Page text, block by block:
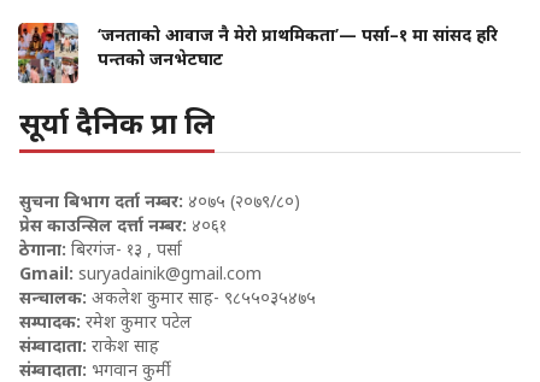
‘जनताको आवाज नै मेरो प्राथमिकता’— पर्सा–१ मा सांसद हरि
पन्तको जनभेटघाट
सूर्या दैनिक प्रा लि
सुचना बिभाग दर्ता नम्बर: ४०७५ (२०७९/८०)
प्रेस काउन्सिल दर्त्ता नम्बर: ४०६१
ठेगाना: बिरगंज- १३ , पर्सा
Gmail: suryadainik@gmail.com
सन्चालक: अकलेश कुमार साह- ९८५५०३५४७५
सम्पादक: रमेश कुमार पटेल
संम्वादाता: राकेश साह
संम्वादाता: भगवान कुर्मी